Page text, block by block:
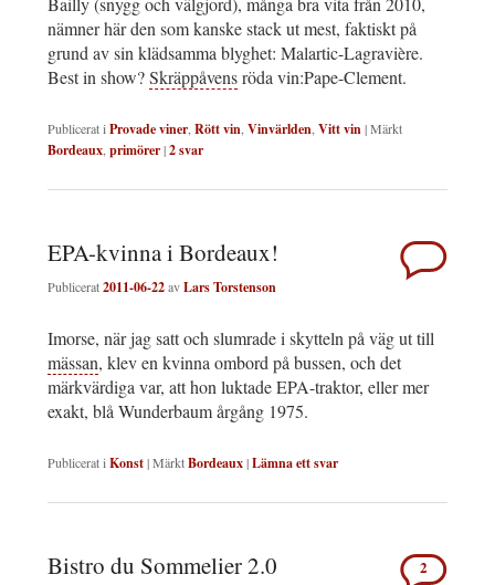
nämner här den som kanske stack ut mest, faktiskt på
grund av sin klädsamma blyghet: Malartic-Lagravière.
Best in show?Skräppåvensröda vin:Pape-Clement.
Publicerat i Provade viner Rött vin Vinvärlden Vitt vin|Märkt
Bordeaux primörer|2svar
EPA-kvinna i Bordeaux!
Publicerat2011-06-22avLars Torstenson
Imorse, när jag satt och slumrade i skytteln på väg ut till
mässan, klev en kvinna ombord på bussen, och det
märkvärdiga var, att hon luktade EPA-traktor, eller mer
exakt, blå Wunderbaum årgång 1975.
Publicerat iKonst|MärktBordeaux|Lämna ett svar
Bistro du Sommelier 2.0 2